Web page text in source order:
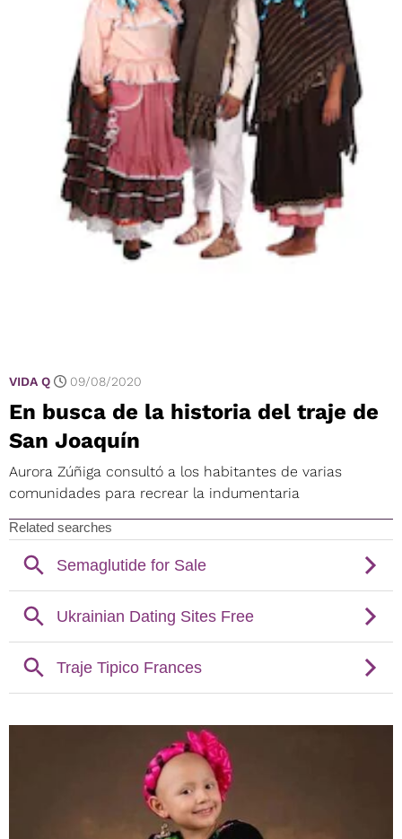
VIDA Q 09/08/2020
En busca de la historia del traje de
San Joaquín
Aurora Zúñiga consultó a los habitantes de varias
comunidades para recrear la indumentaria